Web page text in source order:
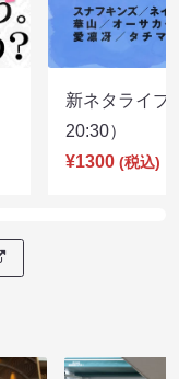
新ネタライ
20:30）
¥1300 (税込)